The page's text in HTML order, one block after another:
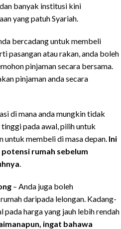
, dan banyak institusi kini
yang patuh Syariah.
bercadang untuk membeli
pasangan atau rakan, anda boleh
pinjaman secara bersama.
pinjaman anda secara
di mana anda mungkin tidak
pada awal, pilih untuk
untuk membeli di masa depan. Ini
rumah sebelum
– Anda juga boleh
daripada lelongan. Kadang-
pada harga yang jauh lebih rendah
ingat bahawa